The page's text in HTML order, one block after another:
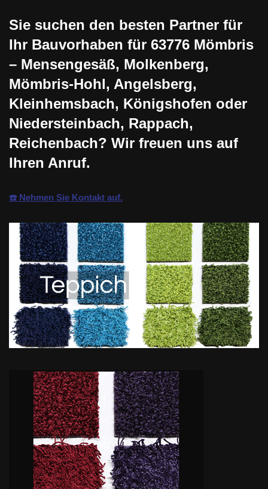
Sie suchen den besten Partner für
Ihr Bauvorhaben für 63776 Mömbris
– Mensengesäß, Molkenberg,
Mömbris-Hohl, Angelsberg,
Kleinhemsbach, Königshofen oder
Niedersteinbach, Rappach,
Reichenbach? Wir freuen uns auf
Ihren Anruf.
☎️ Nehmen Sie Kontakt auf.